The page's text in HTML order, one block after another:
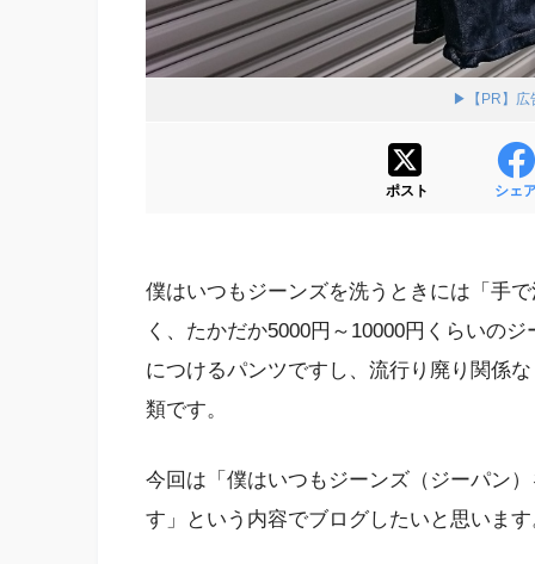
▶【PR】広
ポスト シェ
僕はいつもジーンズを洗うときには「手
く、たかだか5000円～10000円くらいの
につけるパンツですし、流行り廃り関係
類です。
今回は「僕はいつもジーンズ（ジーパン
す」という内容でブログしたいと思いま